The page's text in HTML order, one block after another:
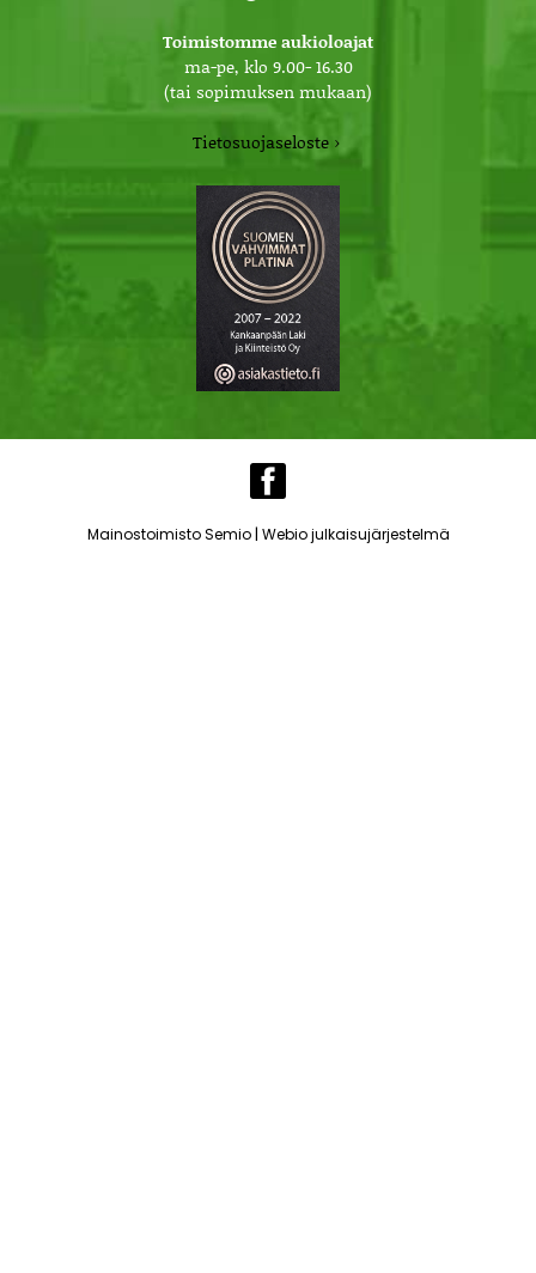
Toimistomme aukioloajat
ma-pe, klo 9.00- 16.30
(tai sopimuksen mukaan)
Tietosuojaseloste ›
Mainostoimisto Semio| Webio julkaisujärjestelmä